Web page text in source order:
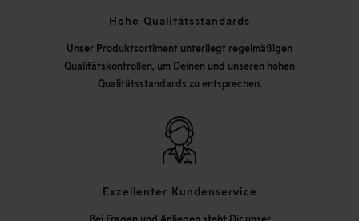
Hohe Qualitätsstandards
Unser Produktsortiment unterliegt regelmäßigen
Qualitätskontrollen, um Deinen und unseren hohen
Qualitätsstandards zu entsprechen.
Exzellenter Kundenservice